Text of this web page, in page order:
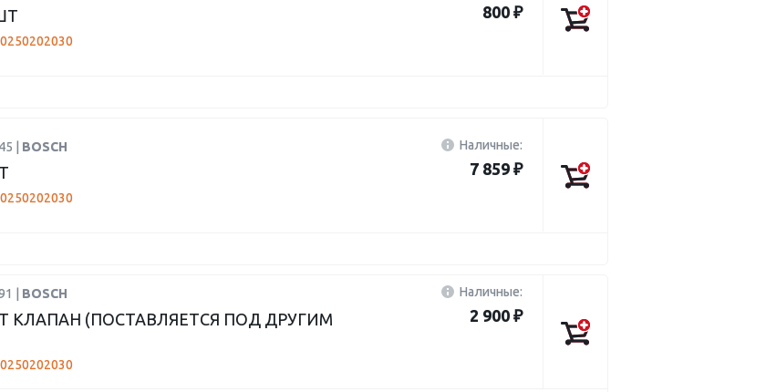
0250202030
800 ₽
| BOSCH
0250202030
Наличные:
7 859 ₽
| BOSCH
КЛАПАН (ПОСТАВЛЯЕТСЯ ПОД ДРУГИМ
0250202030
Наличные:
2 900 ₽